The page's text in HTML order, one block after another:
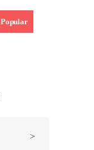
Popular